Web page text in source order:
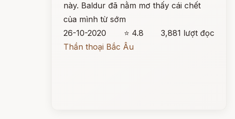
này. Baldur đã nằm mơ thấy cái chết
của mình từ sớm
26-10-2020
⭐ 4.8
3,881 lượt đọc
Thần thoại Bắc Âu